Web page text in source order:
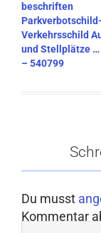
beschriften
Parkverbotschild-
Verkehrsschild
und Stellplätze
– 540799
Du musst
Kommentar